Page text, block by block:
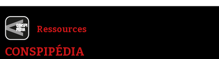
Ressources
CONSPIPÉDIA